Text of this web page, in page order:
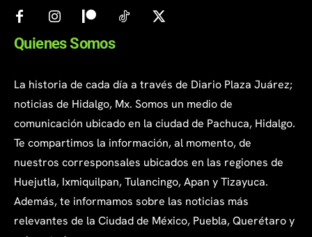
Quienes Somos
La historia de cada día a través de Diario Plaza Juárez;
noticias de Hidalgo, Mx. Somos un medio de
comunicación ubicado en la ciudad de Pachuca, Hidalgo.
Te compartimos la información, al momento, de
nuestros corresponsales ubicados en las regiones de
Huejutla, Ixmiquilpan, Tulancingo, Apan y Tizayuca.
Además, te informamos sobre las noticias más
relevantes de la Ciudad de México, Puebla, Querétaro y